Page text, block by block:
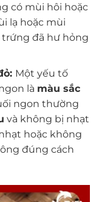
có mùi hôi hoặc
lạ hoặc mùi
trứng đã hư hỏng
Một yếu tố
là màu sắc
ngon thường
và không bị nhạt
hoặc không
đúng cách